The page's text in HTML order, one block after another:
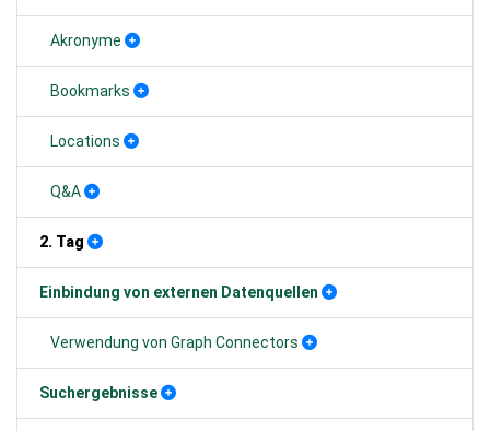
Akronyme
Bookmarks
Locations
Q&A
2. Tag
Einbindung von externen Datenquellen
Verwendung von Graph Connectors
Suchergebnisse